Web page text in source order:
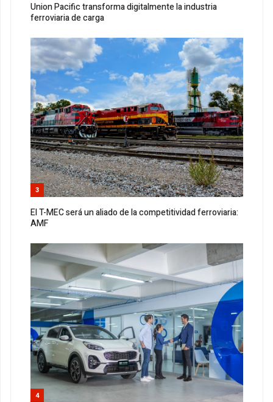
Union Pacific transforma digitalmente la industria
ferroviaria de carga
3
El T-MEC será un aliado de la competitividad ferroviaria:
AMF
4